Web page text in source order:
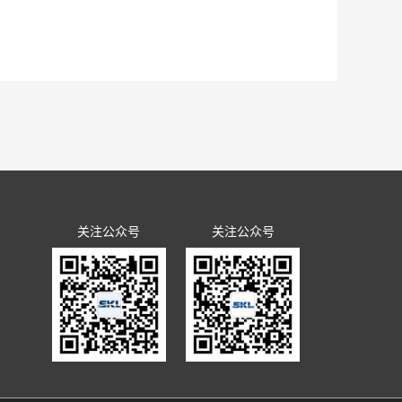
工作者、中铁隧道局优秀共青团干部、中国中铁青年岗位能手
、做决策、抓发展，展望了全省团的工作愿景，聚焦为党育人
发展提供坚强政治保障。会议明确2022年国家重点实验室民主
神，以增强政治性、先进性、群众性为主线，以改革创新为动
精心开展文化建设，大力促进创新创效，全力开创实验室工会
革发展 深化科技创新 ...
关注公众号 关注公众号